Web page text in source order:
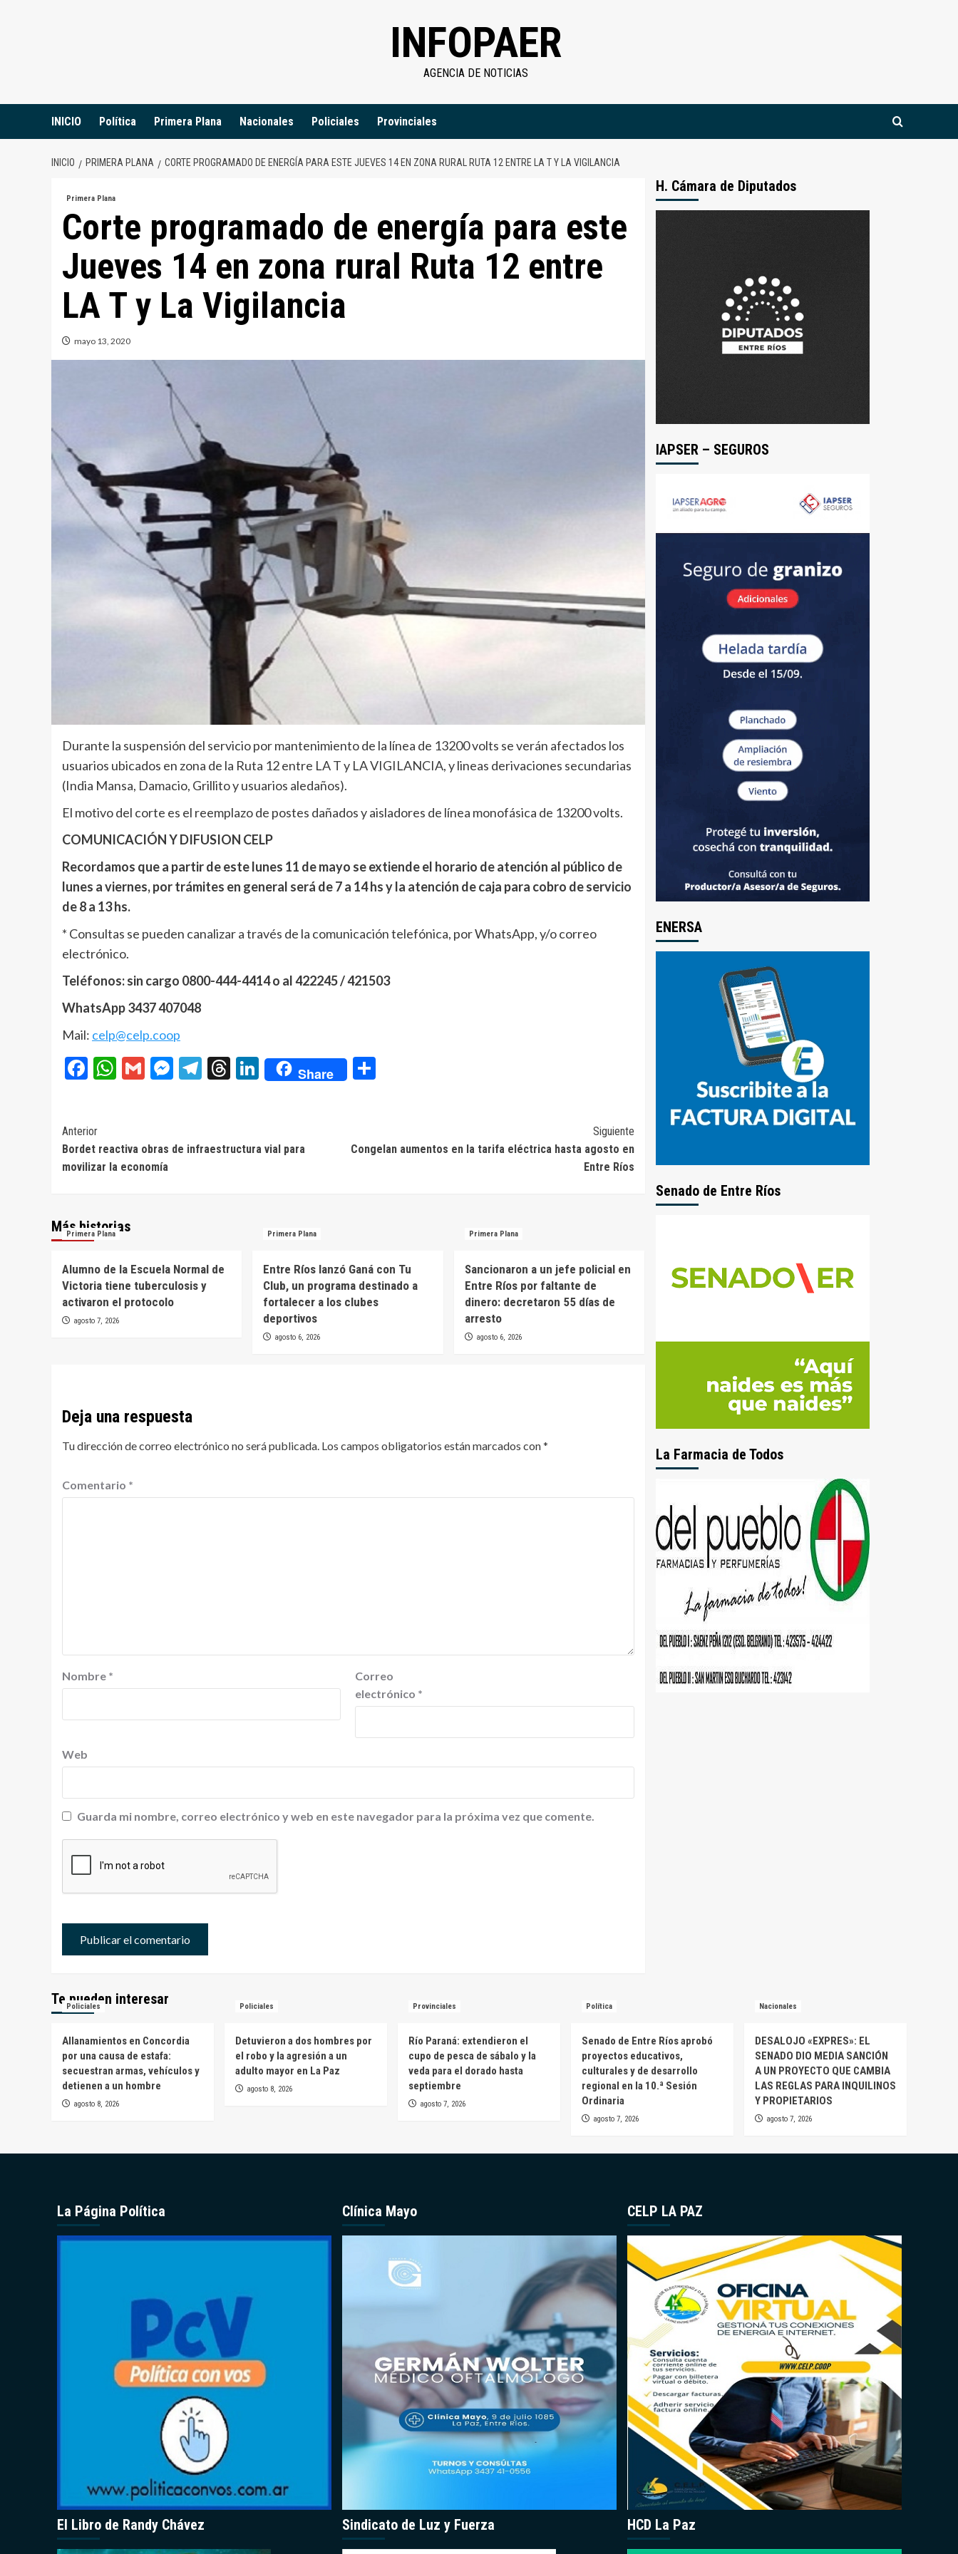
INFOPAER
AGENCIA DE NOTICIAS
INICIO Política Primera Plana Nacionales Policiales Provinciales
INICIO PRIMERA PLANA CORTE PROGRAMADO DE ENERGÍA PARA ESTE JUEVES 14 EN ZONA RURAL RUTA 12 ENTRE LA T Y LA VIGILANCIA
Primera Plana
Corte programado de energía para este
Jueves 14 en zona rural Ruta 12 entre
LA T y La Vigilancia
mayo 13, 2020
Durante la suspensión del servicio por mantenimiento de la línea de 13200 volts se verán afectados los
usuarios ubicados en zona de la Ruta 12 entre LA T y LA VIGILANCIA, y lineas derivaciones secundarias
(India Mansa, Damacio, Grillito y usuarios aledaños).
El motivo del corte es el reemplazo de postes dañados y aisladores de línea monofásica de 13200 volts.
COMUNICACIÓN Y DIFUSION CELP
Recordamos que a partir de este lunes 11 de mayo se extiende el horario de atención al público de
lunes a viernes, por trámites en general será de 7 a 14 hs y la atención de caja para cobro de servicio
de 8 a 13 hs.
* Consultas se pueden canalizar a través de la comunicación telefónica, por WhatsApp, y/o correo
electrónico.
Teléfonos: sin cargo 0800-444-4414 o al 422245 / 421503
WhatsApp 3437 407048
Mail: celp@celp.coop
Facebook
WhatsApp
GmailMessenger
Telegram
Threads
LinkedIn
Share
Navegación
de
Anterior
Bordet reactiva obras de infraestructura vial para
movilizar la economía
Siguiente
Congelan aumentos en la tarifa eléctrica hasta agosto en
Entre Ríos
Más historias
Primera Plana
Alumno de la Escuela Normal de
Victoria tiene tuberculosis y
activaron el protocolo
agosto 7, 2026
Primera Plana
Entre Ríos lanzó Ganá con Tu
Club, un programa destinado a
fortalecer a los clubes
deportivos
agosto 6, 2026
Primera Plana
Sancionaron a un jefe policial en
Entre Ríos por faltante de
dinero: decretaron 55 días de
arresto
agosto 6, 2026
Deja una respuesta
Tu dirección de correo electrónico no será publicada. Los campos obligatorios están marcados con*
Comentario *
Nombre *
Correo
electrónico *
Web
Guarda mi nombre, correo electrónico y web en este navegador para la próxima vez que comente.
H. Cámara de Diputados
IAPSER – SEGUROS
ENERSA
Senado de Entre Ríos
La Farmacia de Todos
Te pueden interesar
Policiales
Allanamientos en Concordia
por una causa de estafa:
secuestran armas, vehículos y
detienen a un hombre
agosto 8, 2026
Policiales
Detuvieron a dos hombres por
el robo y la agresión a un
adulto mayor en La Paz
agosto 8, 2026
Provinciales
Río Paraná: extendieron el
cupo de pesca de sábalo y la
veda para el dorado hasta
septiembre
agosto 7, 2026
Política
Senado de Entre Ríos aprobó
proyectos educativos,
culturales y de desarrollo
regional en la 10.ª Sesión
Ordinaria
agosto 7, 2026
Nacionales
DESALOJO «EXPRES»: EL
SENADO DIO MEDIA SANCIÓN
A UN PROYECTO QUE CAMBIA
LAS REGLAS PARA INQUILINOS
Y PROPIETARIOS
agosto 7, 2026
La Página Política
El Libro de Randy Chávez
Clínica Mayo
Sindicato de Luz y Fuerza
CELP LA PAZ
HCD La Paz